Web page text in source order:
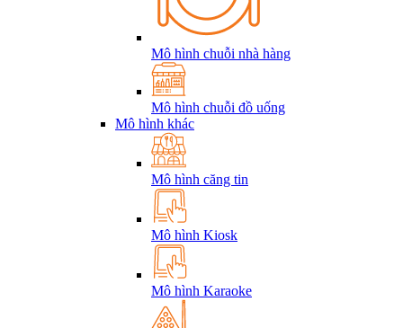
Mô hình chuỗi nhà hàng
Mô hình chuỗi đồ uống
Mô hình khác
Mô hình căng tin
Mô hình Kiosk
Mô hình Karaoke